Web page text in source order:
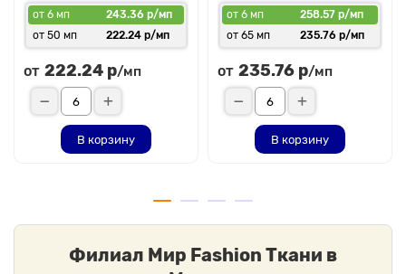
от 6 мп
243.36 р/мп
от 50 мп
222.24 р/мп
от 222.24 р/мп
В корзину
от 6 мп
258.57 р/мп
от 65 мп
235.76 р/мп
от 235.76 р/мп
В корзину
Филиал Мир Fashion Ткани в